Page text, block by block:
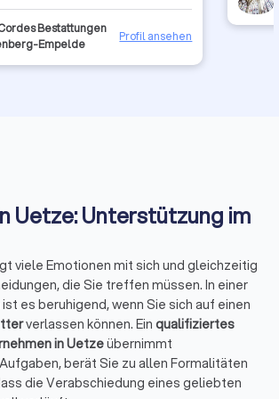
Bestattungen
Empelde
Profil ansehen
Uetze: Unterstützung im
viele Emotionen mit sich und gleichzeitig
die Sie treffen müssen. In einer
es beruhigend, wenn Sie sich auf einen
verlassen können. Ein qualifiziertes
in Uetzeübernimmt
berät Sie zu allen Formalitäten
die Verabschiedung eines geliebten